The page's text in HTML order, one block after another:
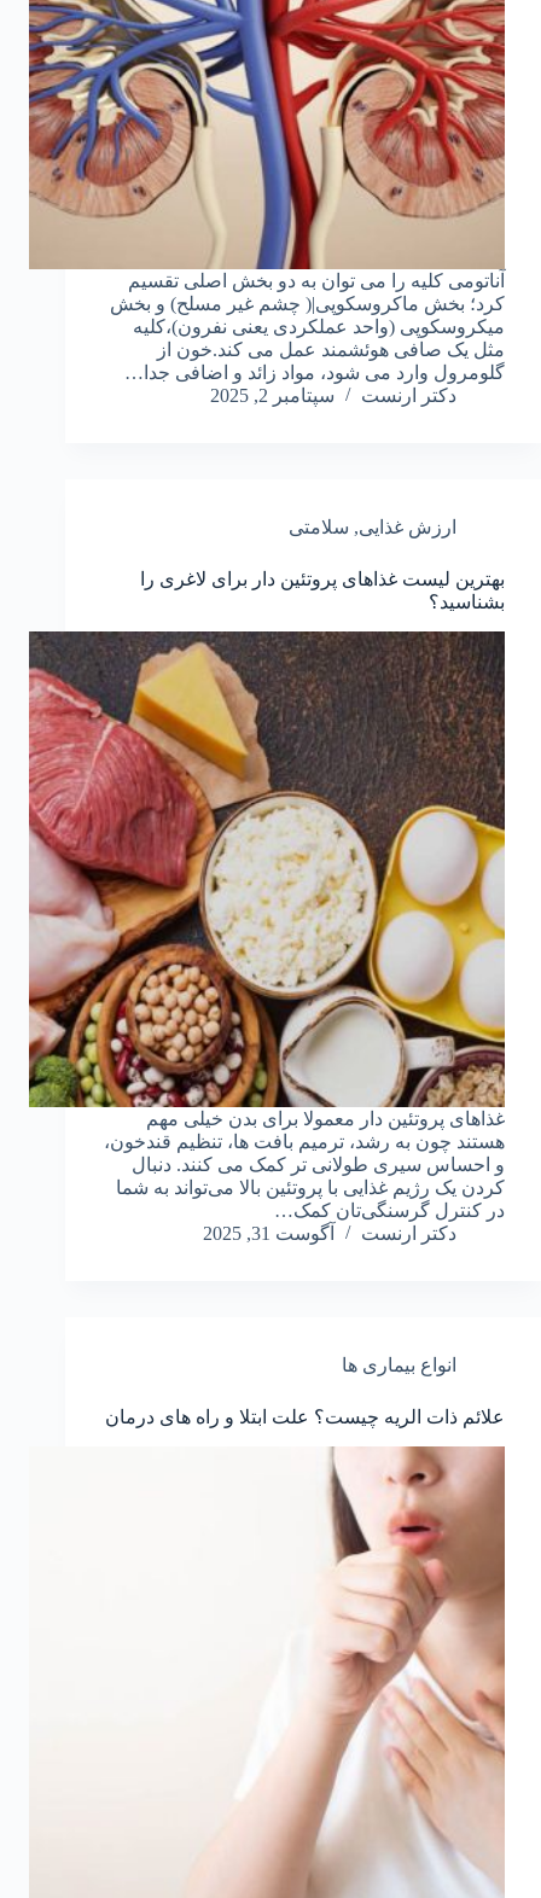
آناتومی کلیه را می توان به دو بخش اصلی تقسیم
کرد؛ بخش ماکروسکوپی|( چشم غیر مسلح) و بخش
میکروسکوپی (واحد عملکردی یعنی نفرون)،کلیه
مثل یک صافی هوئشمند عمل می کند.خون از
گلومرول وارد می شود، مواد زائد و اضافی جدا…
دکتر ارنست
سپتامبر 2, 2025
ارزش غذایی, سلامتی
بهترین لیست غذاهای پروتئین دار برای لاغری را
بشناسید؟
غذاهای پروتئین دار معمولا برای بدن خیلی مهم
هستند چون به رشد، ترمیم بافت ها، تنظیم قندخون،
و احساس سیری طولانی تر کمک می کنند. دنبال
کردن یک رژیم غذایی با پروتئین بالا می‌تواند به شما
در کنترل گرسنگی‌تان کمک…
دکتر ارنست
آگوست 31, 2025
انواع بیماری ها
علائم ذات الریه چیست؟ علت ابتلا و راه های درمان